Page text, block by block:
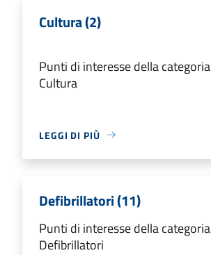
Cultura (2)
Punti di interesse della categoria
Cultura
LEGGI DI PIÙ
Defibrillatori (11)
Punti di interesse della categoria
Defibrillatori